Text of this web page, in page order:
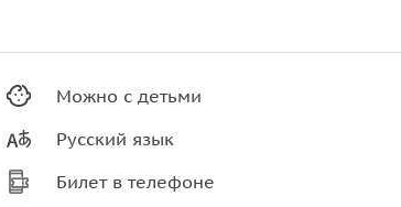
Можно с детьми
Русский язык
Билет в телефоне